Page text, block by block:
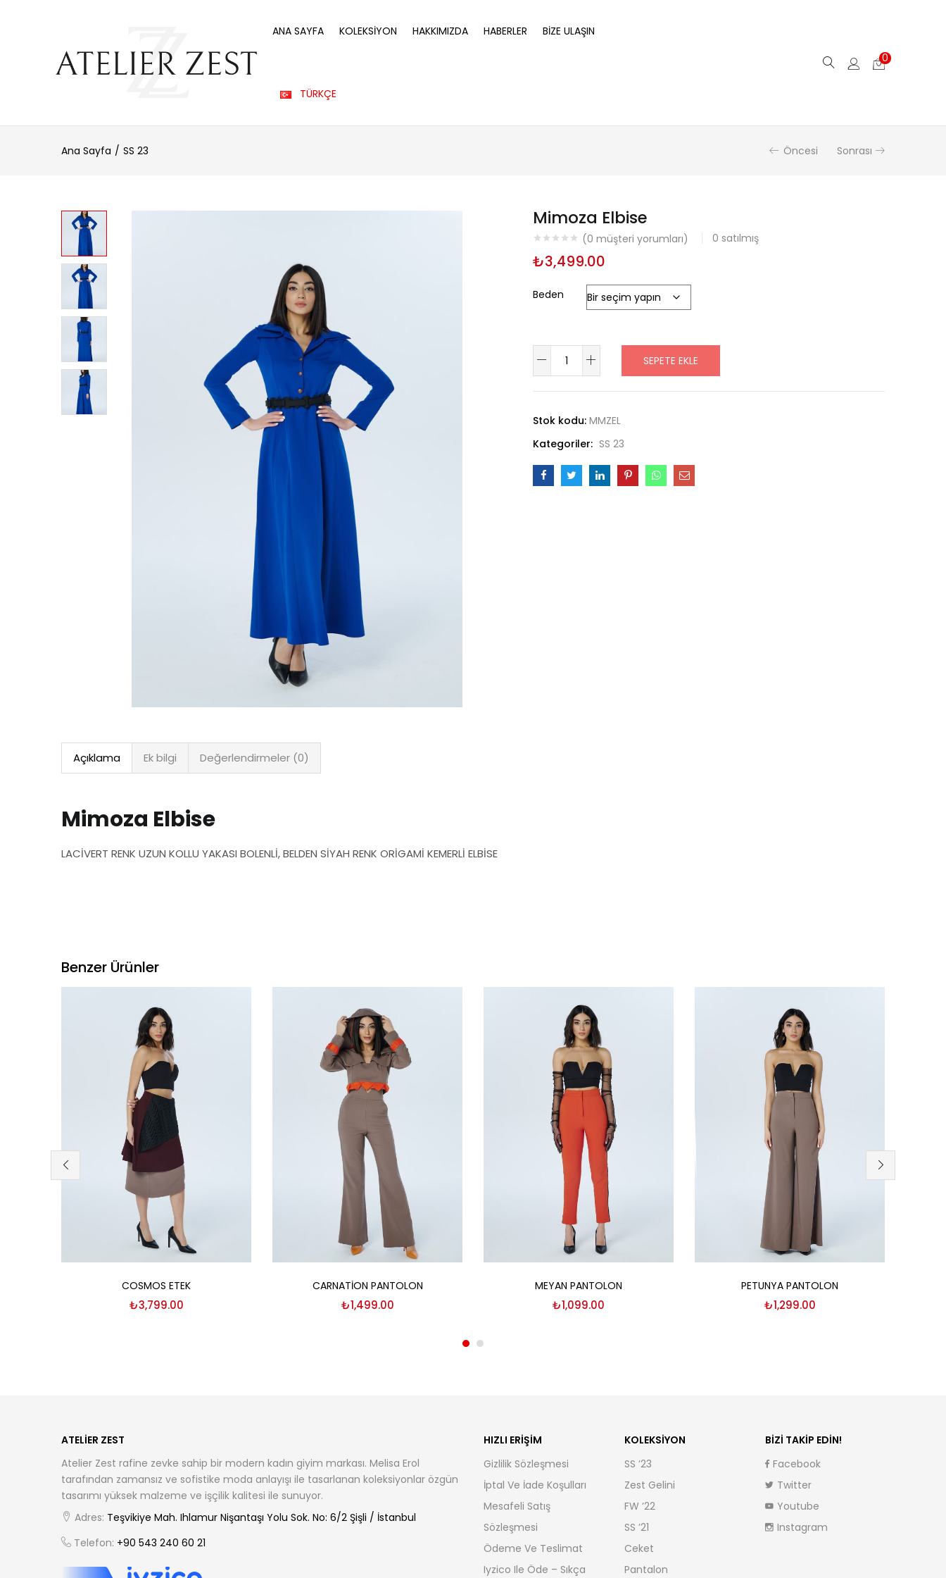
ANA SAYFA KOLEKSIYON HAKKIMIZDA HABERLER BIZE ULAŞIN
TÜRKÇE
0
Ana Sayfa SS 23 Öncesi Sonrası
Mimoza Elbise
(0 müşteri yorumları) 0 satılmış
₺3,499.00
Beden
Mimoza
Elbise
adet
SEPETE EKLE
Stok kodu: MMZEL
Kategoriler: SS 23
Açıklama Ek bilgi Değerlendirmeler (0)
Mimoza Elbise
LACİVERT RENK UZUN KOLLU YAKASI BOLENLİ, BELDEN SİYAH RENK ORİGAMİ KEMERLİ ELBİSE
Benzer Ürünler
COSMOS ETEK
₺3,799.00
CARNATION PANTOLON
₺1,499.00
MEYAN PANTOLON
₺1,099.00
PETUNYA PANTOLON
₺1,299.00
ATELIER ZEST
Atelier Zest rafine zevke sahip bir modern kadın giyim markası. Melisa Erol
tarafından zamansız ve sofistike moda anlayışı ile tasarlanan koleksiyonlar özgün
tasarımı yüksek malzeme ve işçilik kalitesi ile sunuyor.
Adres: Teşvikiye Mah. Ihlamur Nişantaşı Yolu Sok. No: 6/2 Şişli / İstanbul
Telefon: +90 543 240 60 21
HIZLI ERIŞIM
Gizlilik Sözleşmesi
İptal Ve İade Koşulları
Mesafeli Satış
Sözleşmesi
Ödeme Ve Teslimat
Iyzico Ile Öde – Sıkça
KOLEKSIYON
SS ’23
Zest Gelini
FW ’22
SS ’21
Ceket
Pantalon
BIZI TAKIP EDIN!
Facebook
Twitter
Youtube
Instagram